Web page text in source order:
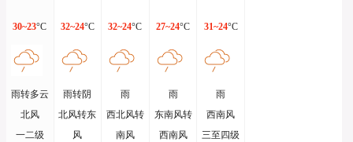
30~23°C
雨转多云
北风
一二级
32~24°C
雨转阴
北风转东
风
32~24°C
雨
西北风转
南风
27~24°C
雨
东南风转
西南风
31~24°C
雨
西南风
三至四级